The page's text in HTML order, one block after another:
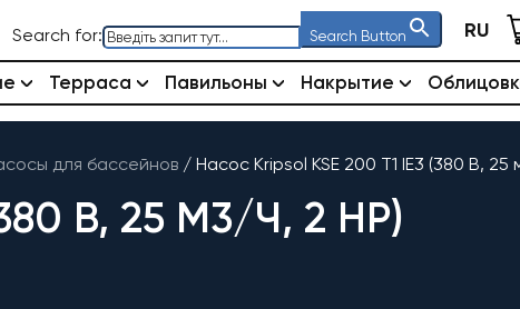
Search for: Search Button RU
Терраса Павильоны Накрытие
для бассейнов / Насос Kripsol KSE 200 T1 IE3 (380 В, 25
В, 25 М3/Ч, 2 НР)